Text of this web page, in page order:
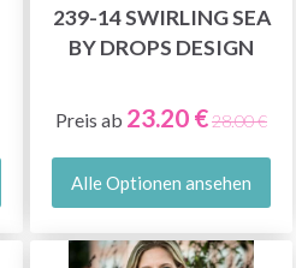
239-14 SWIRLING SEA
BY DROPS DESIGN
Preis ab 23.20 €28.00 €
Alle Optionen ansehen